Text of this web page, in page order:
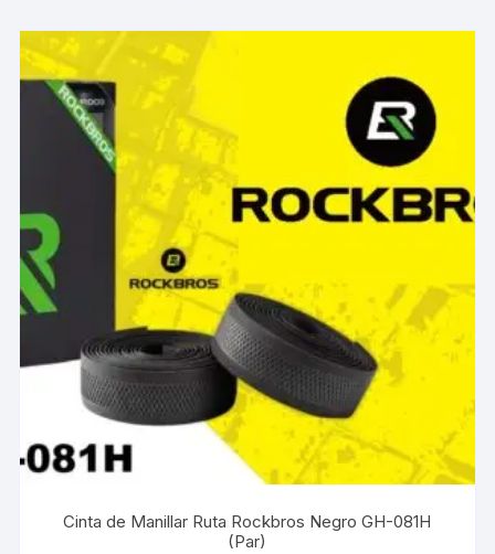
Cinta de Manillar Ruta Rockbros Negro GH-081H
(Par)